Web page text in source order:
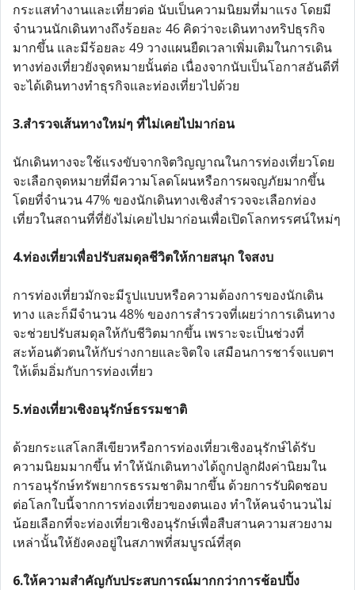
กระแสทำงานและเที่ยวต่อ นับเป็นความนิยมที่มาแรง โดยมี
จำนวนนักเดินทางถึงร้อยละ 46 คิดว่าจะเดินทางทริปธุรกิจ
มากขึ้น และมีร้อยละ 49 วางแผนยืดเวลาเพิ่มเติมในการเดิน
ทางท่องเที่ยวยังจุดหมายนั้นต่อ เนื่องจากนับเป็นโอกาสอันดีที่
จะได้เดินทางทำธุรกิจและท่องเที่ยวไปด้วย
3.สำรวจเส้นทางใหม่ๆ ที่ไม่เคยไปมาก่อน
นักเดินทางจะใช้แรงขับจากจิตวิญญาณในการท่องเที่ยวโดย
จะเลือกจุดหมายที่มีความโลดโผนหรือการผจญภัยมากขึ้น
โดยที่จำนวน 47% ของนักเดินทางเชิงสำรวจจะเลือกท่อง
เที่ยวในสถานที่ที่ยังไม่เคยไปมาก่อนเพื่อเปิดโลกทรรศน์ใหม่ๆ
4.ท่องเที่ยวเพื่อปรับสมดุลชีวิตให้กายสนุก ใจสงบ
การท่องเที่ยวมักจะมีรูปแบบหรือความต้องการของนักเดิน
ทาง และก็มีจำนวน 48% ของการสำรวจที่เผยว่าการเดินทาง
จะช่วยปรับสมดุลให้กับชีวิตมากขึ้น เพราะจะเป็นช่วงที่
สะท้อนตัวตนให้กับร่างกายและจิตใจ เสมือนการชาร์จแบตฯ
ให้เต็มอิ่มกับการท่องเที่ยว
5.ท่องเที่ยวเชิงอนุรักษ์ธรรมชาติ
ด้วยกระแสโลกสีเขียวหรือการท่องเที่ยวเชิงอนุรักษ์ได้รับ
ความนิยมมากขึ้น ทำให้นักเดินทางได้ถูกปลูกฝังค่านิยมใน
การอนุรักษ์ทรัพยากรธรรมชาติมากขึ้น ด้วยการรับผิดชอบ
ต่อโลกใบนี้จากการท่องเที่ยวของตนเอง ทำให้คนจำนวนไม่
น้อยเลือกที่จะท่องเที่ยวเชิงอนุรักษ์เพื่อสืบสานความสวยงาม
เหล่านั้นให้ยังคงอยู่ในสภาพที่สมบูรณ์ที่สุด
6.ให้ความสำคัญกับประสบการณ์มากกว่าการช้อปปิ้ง